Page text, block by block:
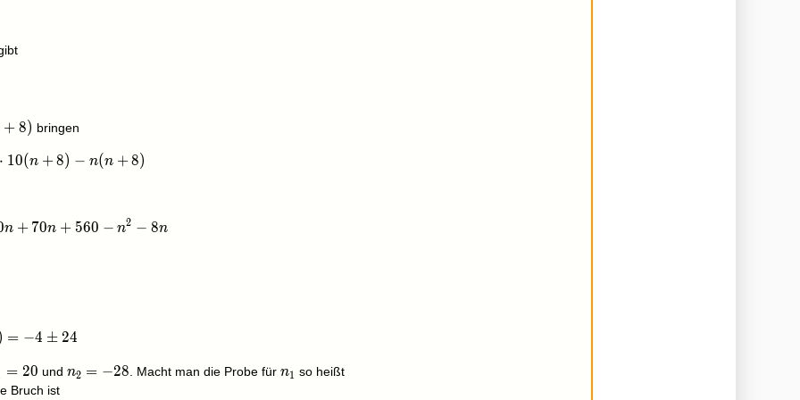
- \frac{1}{10}
- \frac{1}{10}
+ 8) bringen
\cdot 10(n+8) - n(n+8)
⋅ 10(n +8) − n(n +8)
+ 70n + 560 - n^2 - 8n
n + 70n + 560 − n2 − 8n
560)=-4 \pm 24
) = −4 ± 24
= 20 und n_2=-28
n2 = −28. Macht man die Probe fürn_1
n1 so heißt
Bruch ist